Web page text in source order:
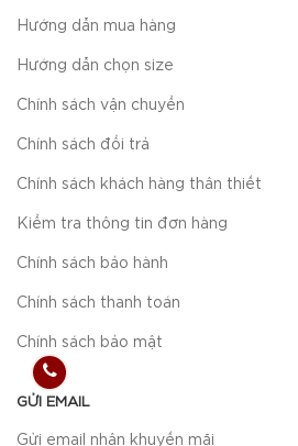
Hướng dẫn mua hàng
Hướng dẫn chọn size
Chính sách vận chuyển
Chính sách đổi trả
Chính sách khách hàng thân thiết
Kiểm tra thông tin đơn hàng
Chính sách bảo hành
Chính sách thanh toán
Chính sách bảo mật
GỬI EMAIL
Gửi email nhận khuyến mãi